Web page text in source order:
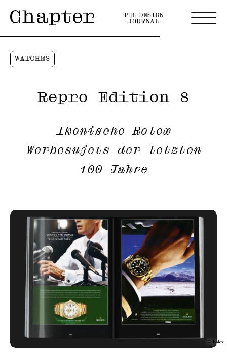
WATCHES
Repro Edition 8
Ikonische Rolex
Werbesujets der letzten
100 Jahre
© Rolex